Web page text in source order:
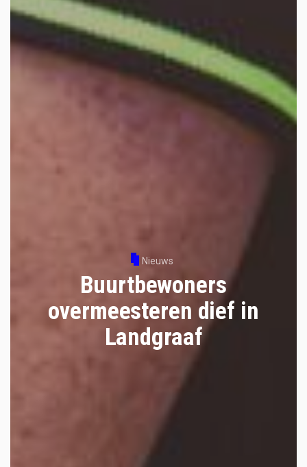
Nieuws
Buurtbewoners
overmeesteren dief in
Landgraaf